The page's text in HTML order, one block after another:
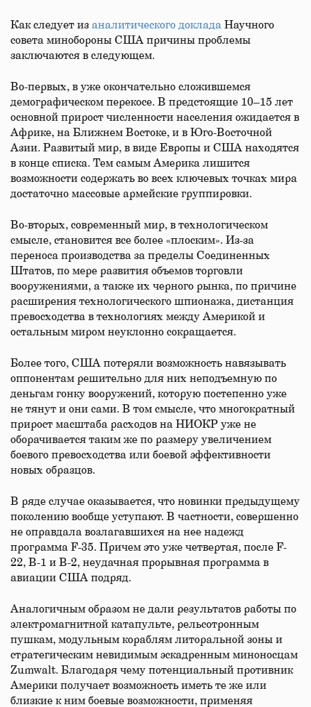
Как следует из аналитического доклада Научного
совета минобороны США причины проблемы
заключаются в следующем.
Во-первых, в уже окончательно сложившемся
демографическом перекосе. В предстоящие 10–15 лет
основной прирост численности населения ожидается в
Африке, на Ближнем Востоке, и в Юго-Восточной
Азии. Развитый мир, в виде Европы и США находятся
в конце списка. Тем самым Америка лишится
возможности содержать во всех ключевых точках мира
достаточно массовые армейские группировки.
Во-вторых, современный мир, в технологическом
смысле, становится все более «плоским». Из-за
переноса производства за пределы Соединенных
Штатов, по мере развития объемов торговли
вооружениями, а также их черного рынка, по причине
расширения технологического шпионажа, дистанция
превосходства в технологиях между Америкой и
остальным миром неуклонно сокращается.
Более того, США потеряли возможность навязывать
оппонентам решительно для них неподъемную по
деньгам гонку вооружений, которую постепенно уже
не тянут и они сами. В том смысле, что многократный
прирост масштаба расходов на НИОКР уже не
оборачивается таким же по размеру увеличением
боевого превосходства или боевой эффективности
новых образцов.
В ряде случае оказывается, что новинки предыдущему
поколению вообще уступают. В частности, совершенно
не оправдала возлагавшихся на нее надежд
программа F-35. Причем это уже четвертая, после F-
22, В-1 и B-2, неудачная прорывная программа в
авиации США подряд.
Аналогичным образом не дали результатов работы по
электромагнитной катапульте, рельсотронным
пушкам, модульным кораблям литоральной зоны и
стратегическим невидимым эскадренным миноносцам
Zumwalt. Благодаря чему потенциальный противник
Америки получает возможность иметь те же или
близкие к ним боевые возможности, применяя